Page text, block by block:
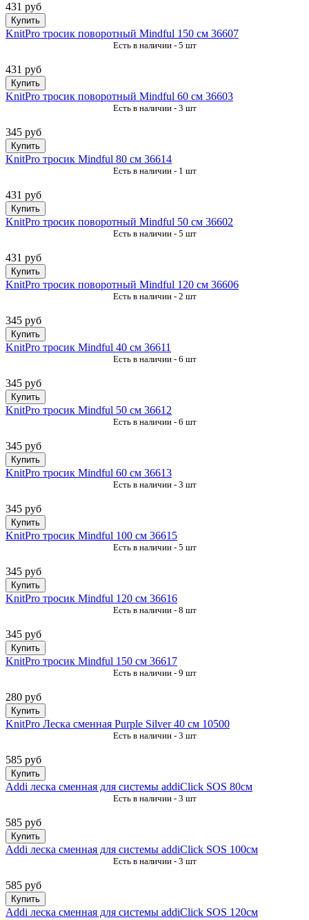
431 руб
Купить
KnitPro тросик поворотный Mindful 150 см 36607
Есть в наличии - 5 шт
431 руб
Купить
KnitPro тросик поворотный Mindful 60 см 36603
Есть в наличии - 3 шт
345 руб
Купить
KnitPro тросик Mindful 80 см 36614
Есть в наличии - 1 шт
431 руб
Купить
KnitPro тросик поворотный Mindful 50 см 36602
Есть в наличии - 5 шт
431 руб
Купить
KnitPro тросик поворотный Mindful 120 см 36606
Есть в наличии - 2 шт
345 руб
Купить
KnitPro тросик Mindful 40 см 36611
Есть в наличии - 6 шт
345 руб
Купить
KnitPro тросик Mindful 50 см 36612
Есть в наличии - 6 шт
345 руб
Купить
KnitPro тросик Mindful 60 см 36613
Есть в наличии - 3 шт
345 руб
Купить
KnitPro тросик Mindful 100 см 36615
Есть в наличии - 5 шт
345 руб
Купить
KnitPro тросик Mindful 120 см 36616
Есть в наличии - 8 шт
345 руб
Купить
KnitPro тросик Mindful 150 см 36617
Есть в наличии - 9 шт
280 руб
Купить
KnitPro Леска сменная Purple Silver 40 см 10500
Есть в наличии - 3 шт
585 руб
Купить
Addi леска сменная для системы addiClick SOS 80см
Есть в наличии - 3 шт
585 руб
Купить
Addi леска сменная для системы addiClick SOS 100см
Есть в наличии - 3 шт
585 руб
Купить
Addi леска сменная для системы addiClick SOS 120см